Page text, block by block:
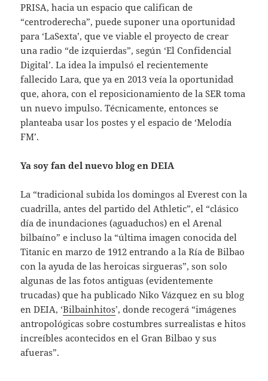
PRISA, hacia un espacio que califican de
“centroderecha”, puede suponer una oportunidad
para ‘LaSexta’, que ve viable el proyecto de crear
una radio “de izquierdas”, según ‘El Confidencial
Digital’. La idea la impulsó el recientemente
fallecido Lara, que ya en 2013 veía la oportunidad
que, ahora, con el reposicionamiento de la SER toma
un nuevo impulso. Técnicamente, entonces se
planteaba usar los postes y el espacio de ‘Melodía
FM’.
Ya soy fan del nuevo blog en DEIA
La “tradicional subida los domingos al Everest con la
cuadrilla, antes del partido del Athletic”, el “clásico
día de inundaciones (aguaduchos) en el Arenal
bilbaíno” e incluso la “última imagen conocida del
Titanic en marzo de 1912 entrando a la Ría de Bilbao
con la ayuda de las heroicas sirgueras”, son solo
algunas de las fotos antiguas (evidentemente
trucadas) que ha publicado Niko Vázquez en su blog
en DEIA, ‘Bilbainhitos’, donde recogerá “imágenes
antropológicas sobre costumbres surrealistas e hitos
increíbles acontecidos en el Gran Bilbao y sus
afueras”.